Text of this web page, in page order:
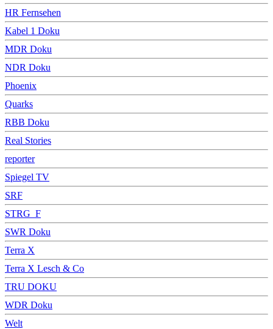
HR Fernsehen
Kabel 1 Doku
MDR Doku
NDR Doku
Phoenix
Quarks
RBB Doku
Real Stories
reporter
Spiegel TV
SRF
STRG_F
SWR Doku
Terra X
Terra X Lesch & Co
TRU DOKU
WDR Doku
Welt